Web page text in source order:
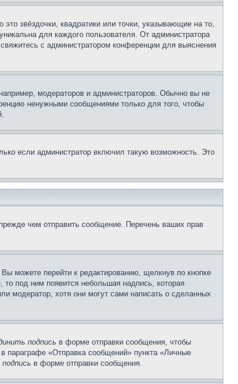
звёздочки, квадратики или точки, указывающие на то,
для каждого пользователя. От администратора
с администратором конференции для выяснения
модераторов и администраторов. Обычно вы не
ненужными сообщениями только для того, чтобы
если администратор включил такую возможность. Это
чем отправить сообщение. Перечень ваших прав
можете перейти к редактированию, щелкнув по кнопке
то под ним появится небольшая надпись, которая
модератор, хотя они могут сами написать о сделанных
подпись в форме отправки сообщения, чтобы
«Отправка сообщений» пункта «Личные
в форме отправки сообщения.